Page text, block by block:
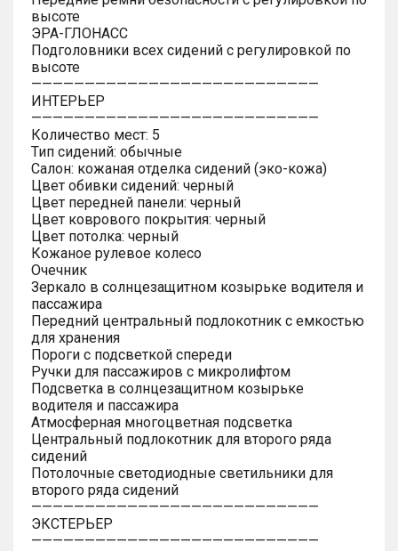
высоте
ЭРА-ГЛОНАСС
Подголовники всех сидений с регулировкой по
высоте
———————————————————————————
ИНТЕРЬЕР
———————————————————————————
Количество мест: 5
Тип сидений: обычные
Салон: кожаная отделка сидений (эко-кожа)
Цвет обивки сидений: черный
Цвет передней панели: черный
Цвет коврового покрытия: черный
Цвет потолка: черный
Кожаное рулевое колесо
Очечник
Зеркало в солнцезащитном козырьке водителя и
пассажира
Передний центральный подлокотник с емкостью
для хранения
Пороги с подсветкой спереди
Ручки для пассажиров с микролифтом
Подсветка в солнцезащитном козырьке
водителя и пассажира
Атмосферная многоцветная подсветка
Центральный подлокотник для второго ряда
сидений
Потолочные светодиодные светильники для
второго ряда сидений
———————————————————————————
ЭКСТЕРЬЕР
———————————————————————————